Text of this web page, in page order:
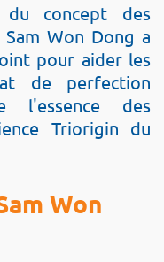
concept des
Won Dong a
pour aider les
de perfection
l'essence des
Triorigin du
Won